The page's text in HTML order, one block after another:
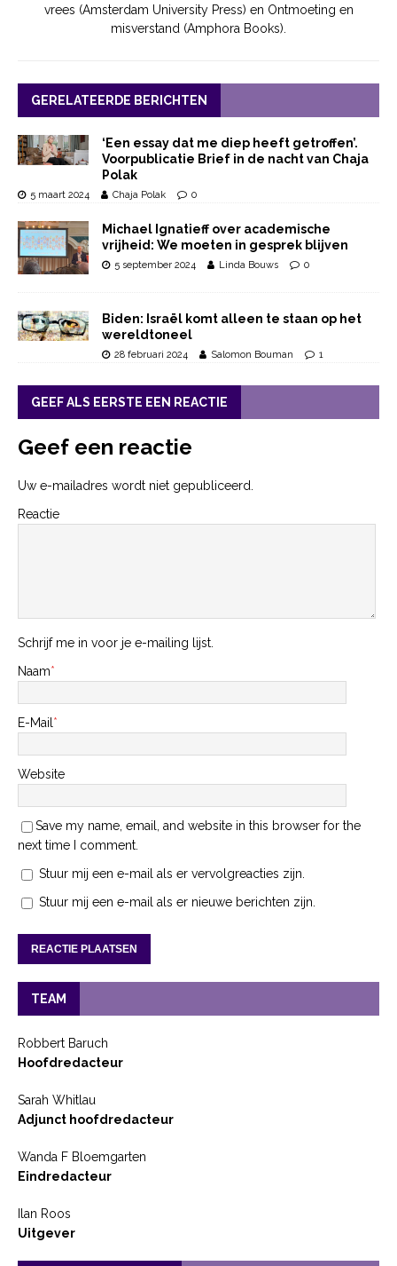
vrees (Amsterdam University Press) en Ontmoeting en
misverstand (Amphora Books).
GERELATEERDE BERICHTEN
‘Een essay dat me diep heeft getroffen’.
Voorpublicatie Brief in de nacht van Chaja
Polak
5 maart 2024 Chaja Polak 0
Michael Ignatieff over academische
vrijheid: We moeten in gesprek blijven
5 september 2024 Linda Bouws 0
Biden: Israël komt alleen te staan op het
wereldtoneel
28 februari 2024 Salomon Bouman 1
GEEF ALS EERSTE EEN REACTIE
Geef een reactie
Uw e-mailadres wordt niet gepubliceerd.
Reactie
Schrijf me in voor je e-mailing lijst.
Naam*
E-Mail *
Website
Save my name, email, and website in this browser for the
next time I comment.
Stuur mij een e-mail als er vervolgreacties zijn.
Stuur mij een e-mail als er nieuwe berichten zijn.
TEAM
Robbert Baruch
Hoofdredacteur
Sarah Whitlau
Adjunct hoofdredacteur
Wanda F Bloemgarten
Eindredacteur
Ilan Roos
Uitgever